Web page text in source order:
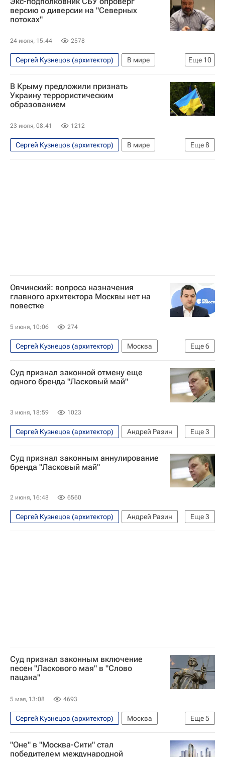
Ласковый май
версию о диверсии на "Северных
потоках"
24 июля, 15:44 2578
Еще 10
Сергей Кузнецов (архитектор)
В мире
США
Германия
Украина
Василий Прозоров
Джо Байден
Служба безопасности Украины
Вооруженные силы Украины
Министерство обороны США
Северный поток
Северный поток — 2
В Крыму предложили признать
Украину террористическим
образованием
23 июля, 08:41 1212
Еще8
Сергей Кузнецов (архитектор)
В мире
Украина
Германия
Европа
Овчинский: вопроса назначения
главного архитектора Москвы нет на
повестке
5 июня, 10:06 274
Еще6
Сергей Кузнецов (архитектор)
Москва
Владислав Овчинский
Москомархитектура
ПМЭФ-2026
Архитектура
Архитекторы
Суд признал законной отмену еще
одного бренда "Ласковый май"
3 июня, 18:59 1023
Еще3
Сергей Кузнецов (архитектор)
Андрей Разин
Юрий Шатунов
Ласковый май
Федеральная служба по интеллектуальной собственности (Роспатент)
Суд признал законным аннулирование
бренда "Ласковый май"
2 июня, 16:48 6560
Еще3
Сергей Кузнецов (архитектор)
Андрей Разин
Юрий Шатунов
Ласковый май
Суд признал законным включение
песен "Ласкового мая" в "Слово
пацана"
5 мая, 13:08 4693
Еще5
Сергей Кузнецов (архитектор)
Москва
Андрей Разин
Юрий Шатунов
Ласковый май
"Оне" в "Москва-Сити" стал
победителем международной